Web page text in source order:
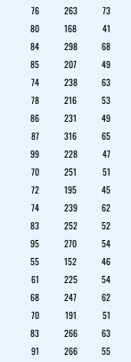
76 263
73
80 168
41
84 298
68
85 207
49
74 238
63
78 216
53
86 231
49
87 316
65
99 228
47
70 251
51
72 195
45
74 239
62
83 252
52
95 270
54
55 152
46
61 225
54
68 247
62
70 191
51
83 266
63
91 266
55